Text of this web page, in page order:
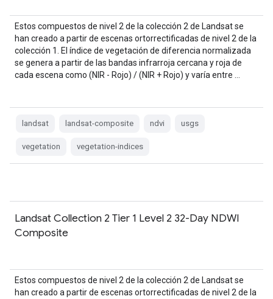
Estos compuestos de nivel 2 de la colección 2 de Landsat se
han creado a partir de escenas ortorrectificadas de nivel 2 de la
colección 1. El índice de vegetación de diferencia normalizada
se genera a partir de las bandas infrarroja cercana y roja de
cada escena como (NIR - Rojo) / (NIR + Rojo) y varía entre …
landsat landsat-composite ndvi usgs
vegetation vegetation-indices
Landsat Collection 2 Tier 1 Level 2 32-Day NDWI
Composite
Estos compuestos de nivel 2 de la colección 2 de Landsat se
han creado a partir de escenas ortorrectificadas de nivel 2 de la